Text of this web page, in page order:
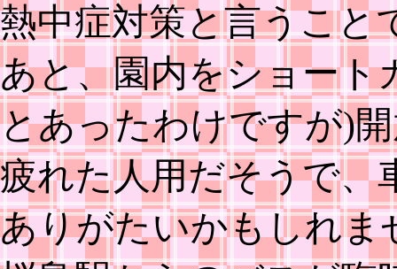
熱中症対策と言うこと
あと、園内をショート
とあったわけですが)
疲れた人用だそうで、
ありがたいかもしれま